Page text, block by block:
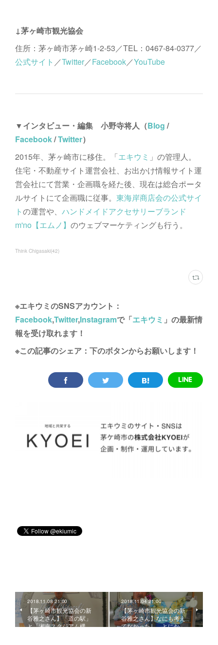
↓茅ヶ崎市観光協会
住所：茅ヶ崎市茅ヶ崎1-2-53／TEL：0467-84-0377／
公式サイト ／Twitter／Facebook／YouTube
▼インタビュー・編集 小野寺将人（Blog /
Facebook/Twitter）
2015年、茅ヶ崎市に移住。「エキウミ 」の管理人。
住宅・不動産サイト運営会社、お出かけ情報サイト運
営会社にて営業・企画職を経た後、現在は総合ポータ
ルサイトにて企画職に従事。 東海岸商店会の公式サイ
トの運営や、 ハンドメイドアクセサリーブランド
m'no【エムノ】 のウェブマーケティングも行う。
Think Chigasaki(42)
※エキウミのSNSアカウント：
Facebook,Twitter,Instagramで「エキウミ 」の最新情
報を受け取れます！
※この記事のシェア：下のボタンからお願いします！
2018.11.08 21:00
【茅ヶ崎市観光協会の新
谷雅之さん】「道の駅」
と「湘南スタジアム構…
2018.11.04 21:00
【茅ヶ崎市観光協会の新
谷雅之さん】なにも考え
てなかったし、とにか…